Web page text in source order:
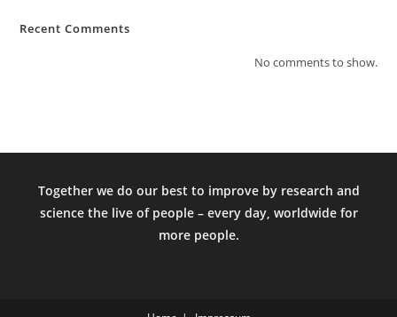
Recent Comments
No comments to show.
Together we do our best to improve by research and
science the live of people – every day, worldwide for
more people.